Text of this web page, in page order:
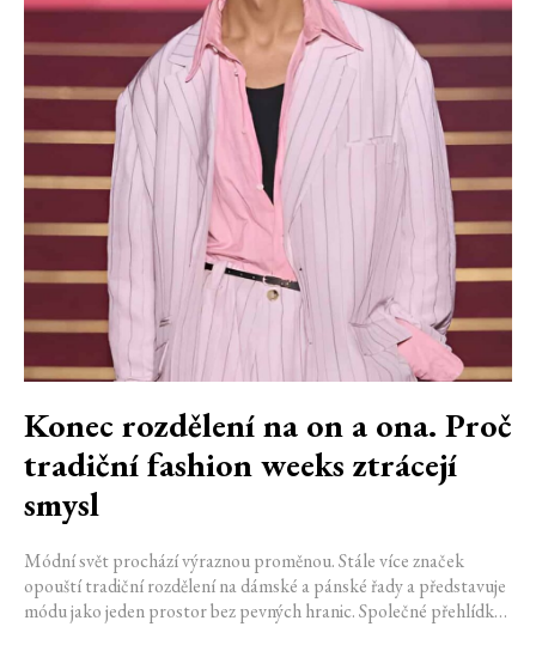
Konec rozdělení na on a ona. Proč
tradiční fashion weeks ztrácejí
smysl
Módní svět prochází výraznou proměnou. Stále více značek
opouští tradiční rozdělení na dámské a pánské řady a představuje
módu jako jeden prostor bez pevných hranic. Společné přehlídky,